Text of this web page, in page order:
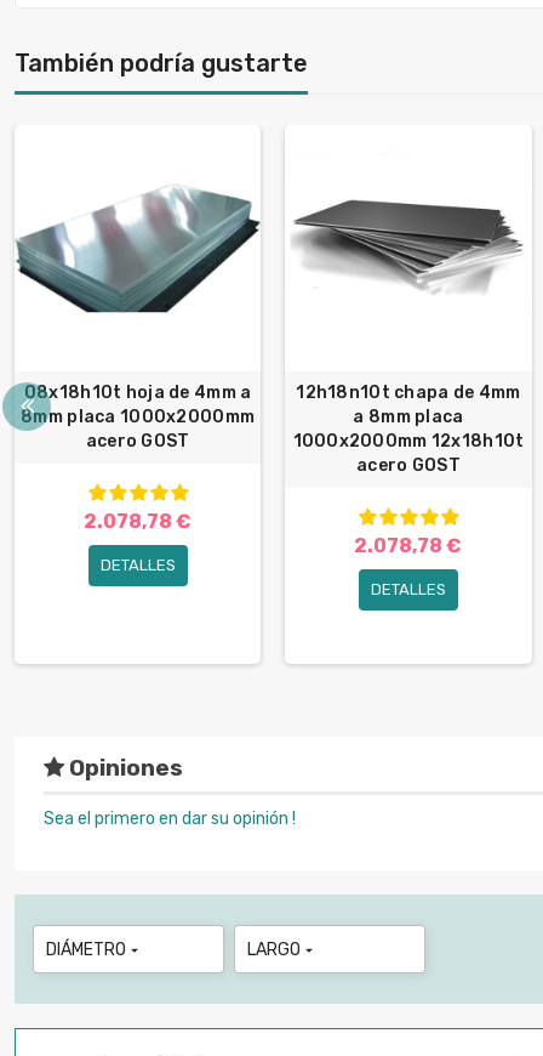
También podría gustarte
08x18h10t hoja de 4mm a
8mm placa 1000x2000mm
acero GOST
2.078,78 €
DETALLES
12h18n10t chapa de 4mm
a 8mm placa
1000x2000mm 12x18h10t
acero GOST
2.078,78 €
DETALLES
Opiniones
Sea el primero en dar su opinión !
DIÁMETRO  LARGO 